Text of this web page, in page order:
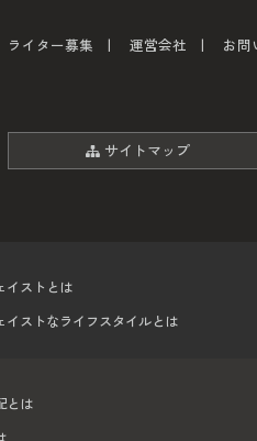
ライター募集 運営会社 お問
サイトマップ
イストとは
イストなライフスタイルとは
とは